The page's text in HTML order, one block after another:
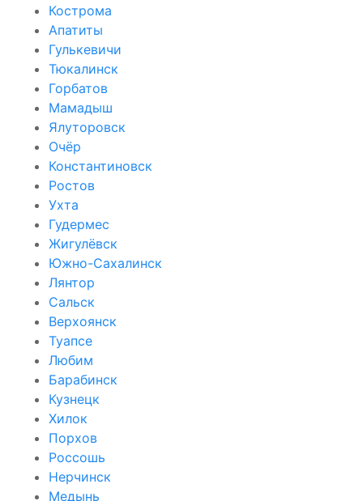
Кострома
Апатиты
Гулькевичи
Тюкалинск
Горбатов
Мамадыш
Ялуторовск
Очёр
Константиновск
Ростов
Ухта
Гудермес
Жигулёвск
Южно-Сахалинск
Лянтор
Сальск
Верхоянск
Туапсе
Любим
Барабинск
Кузнецк
Хилок
Порхов
Россошь
Нерчинск
Медынь